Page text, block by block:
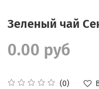
Зеленый чай
(0)
0.00 руб